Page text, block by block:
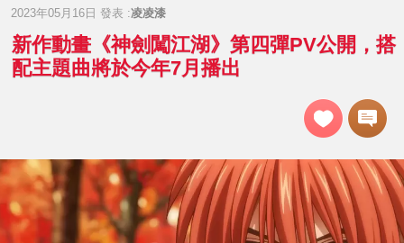
2023年05月16日 發表 :凌凌漆
新作動畫《神劍闖江湖》第四彈PV公開，搭
配主題曲將於今年7月播出